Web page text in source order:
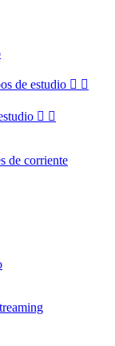
de estudio  
 
de corriente